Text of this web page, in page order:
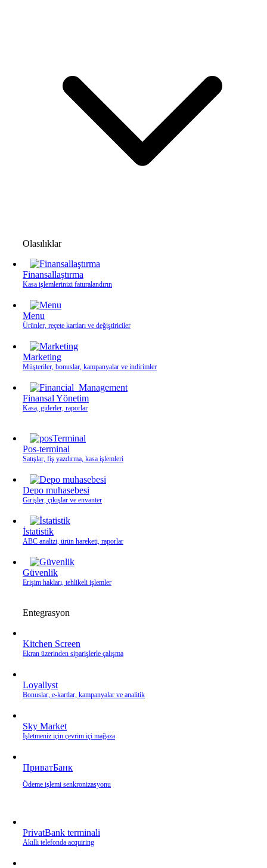
Olasılıklar
Finansallaştırma
Kasa işlemlerinizi faturalandırın
Menu
Ürünler, reçete kartları ve değiştiriciler
Marketing
Müşteriler, bonuslar, kampanyalar ve indirimler
Finansal Yönetim
Kasa, giderler, raporlar
Pos-terminal
Satışlar, fiş yazdırma, kasa işlemleri
Depo muhasebesi
Girişler, çıkışlar ve envanter
İstatistik
ABC analizi, ürün hareketi, raporlar
Güvenlik
Erişim hakları, tehlikeli işlemler
Entegrasyon
Kitchen Screen
Ekran üzerinden siparişlerle çalışma
Loyallyst
Bonuslar, e‑kartlar, kampanyalar ve analitik
Sky Market
İşletmeniz için çevrim içi mağaza
ПриватБанк
Ödeme işlemi senkronizasyonu
PrivatBank terminali
Akıllı telefonda acquiring